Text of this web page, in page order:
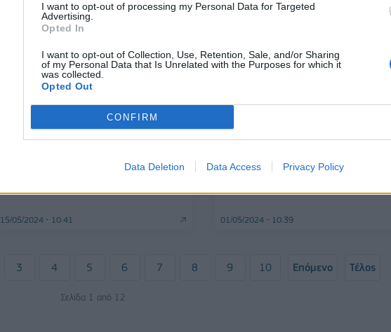
I want to opt-out of processing my Personal Data for Targeted
Advertising.
Opted In
I want to opt-out of Collection, Use, Retention, Sale, and/or Sharing
of my Personal Data that Is Unrelated with the Purposes for which it
was collected.
Opted Out
CONFIRM
Data Deletion Data Access Privacy Policy
ΕΠΙΧΕΙΡΗΣΕΙΣ
0,57% στην Epsilon Net - Θα το
15/05/2024 - 10:41
ΕΠΙΧΕΙΡΗΣΕΙΣ
ποσοστό της Ginger Digital BidCo
01/05/2024 - 10:39
3 4 5 6 7 8 9 10 Επόμενο Τέλος
Σελίδα 1 από 12